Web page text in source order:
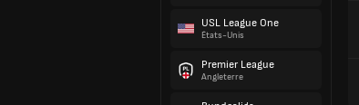
USL League One
États-Unis
Premier League
Angleterre